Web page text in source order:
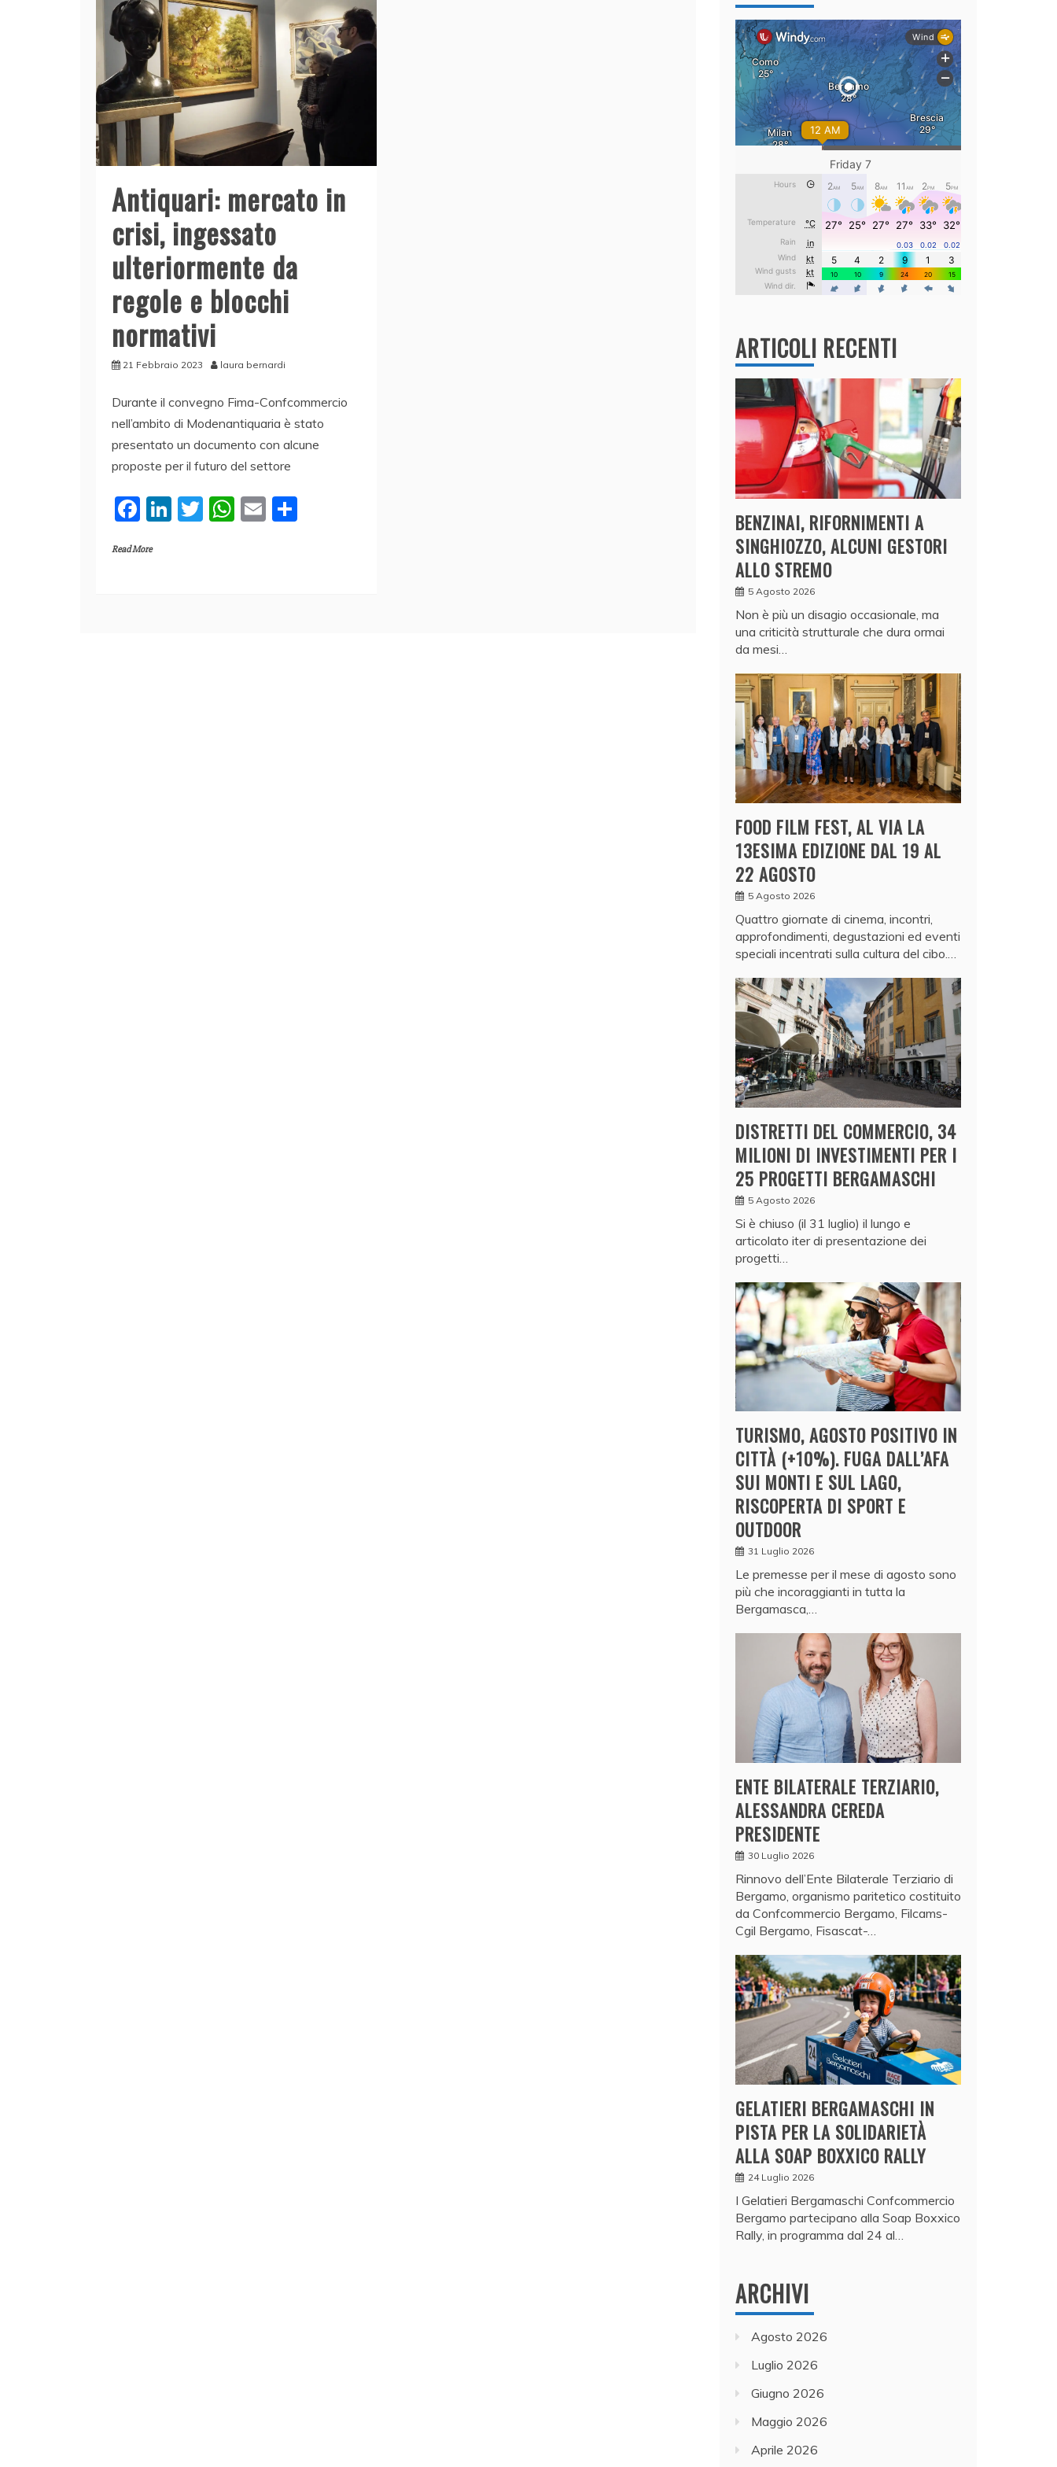
Antiquari: mercato in
crisi, ingessato
ulteriormente da
regole e blocchi
normativi
21 Febbraio 2023 laura bernardi
Durante il convegno Fima-Confcommercio
nell’ambito di Modenantiquaria è stato
presentato un documento con alcune
proposte per il futuro del settore
F
c
Li T
W E
Read More
ARTICOLI RECENTI
BENZINAI, RIFORNIMENTI A
SINGHIOZZO, ALCUNI GESTORI
ALLO STREMO
5 Agosto 2026
Non è più un disagio occasionale, ma
una criticità strutturale che dura ormai
da mesi…
FOOD FILM FEST, AL VIA LA
13ESIMA EDIZIONE DAL 19 AL
22 AGOSTO
5 Agosto 2026
Quattro giornate di cinema, incontri,
approfondimenti, degustazioni ed eventi
speciali incentrati sulla cultura del cibo.…
DISTRETTI DEL COMMERCIO, 34
MILIONI DI INVESTIMENTI PER I
25 PROGETTI BERGAMASCHI
5 Agosto 2026
Si è chiuso (il 31 luglio) il lungo e
articolato iter di presentazione dei
progetti…
TURISMO, AGOSTO POSITIVO IN
CITTÀ (+10%). FUGA DALL’AFA
SUI MONTI E SUL LAGO,
RISCOPERTA DI SPORT E
OUTDOOR
31 Luglio 2026
Le premesse per il mese di agosto sono
più che incoraggianti in tutta la
Bergamasca,…
ENTE BILATERALE TERZIARIO,
ALESSANDRA CEREDA
PRESIDENTE
30 Luglio 2026
Rinnovo dell’Ente Bilaterale Terziario di
Bergamo, organismo paritetico costituito
da Confcommercio Bergamo, Filcams-
Cgil Bergamo, Fisascat-…
GELATIERI BERGAMASCHI IN
PISTA PER LA SOLIDARIETÀ
ALLA SOAP BOXXICO RALLY
24 Luglio 2026
I Gelatieri Bergamaschi Confcommercio
Bergamo partecipano alla Soap Boxxico
Rally, in programma dal 24 al…
ARCHIVI
Agosto 2026
Luglio 2026
Giugno 2026
Maggio 2026
Aprile 2026